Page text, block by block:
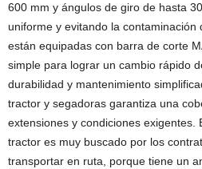
600 mm y ángulos de giro de hasta
uniforme y evitando la
están equipadas con barra de corte
simple para lograr un cambio rápido
durabilidad y mantenimiento
tractor y segadoras garantiza una
extensiones y condiciones exigentes.
tractor es muy buscado por los
transportar en ruta, porque tiene un